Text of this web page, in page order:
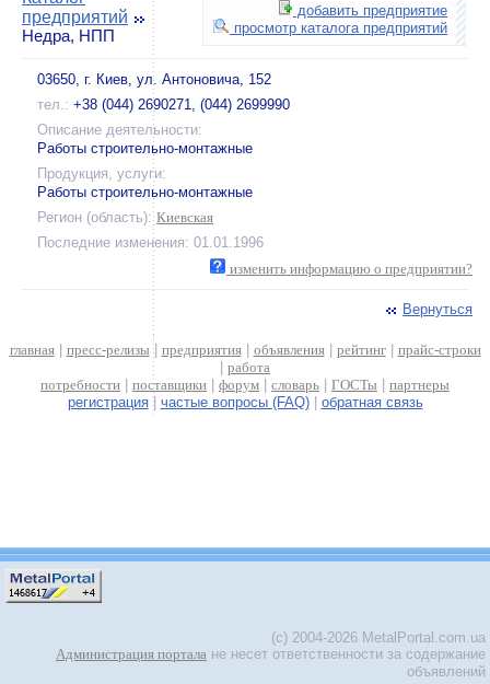
добавить предприятие
просмотр каталога предприятий
предприятий
Недра, НПП
03650, г. Киев, ул. Антоновича, 152
тел.: +38 (044) 2690271, (044) 2699990
Описание деятельности:
Работы строительно-монтажные
Продукция, услуги:
Работы строительно-монтажные
Регион (область): Киевская
Последние изменения: 01.01.1996
изменить информацию о предприятии?
Вернуться
главная| пресс-релизы | предприятия| объявления| рейтинг| прайс-строки
работа
потребности
поставщики форум словарь ГОСТы
партнеры
регистрация| частые вопросы (FAQ)| обратная связь
(c) 2004-2026 MetalPortal.com.ua
Администрация портала не несет ответственности за содержание
объявлений